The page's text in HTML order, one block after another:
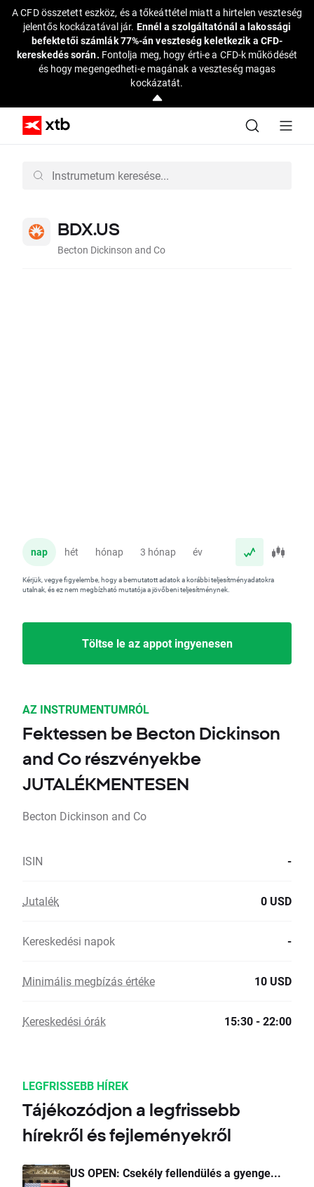
A CFD összetett eszköz, és a tőkeáttétel miatt a hirtelen veszteség
jelentős kockázatával jár. Ennél a szolgáltatónál a lakossági
befektetői számlák 77%-án veszteség keletkezik a CFD-
kereskedés során. Fontolja meg, hogy érti-e a CFD-k működését
és hogy megengedheti-e magának a veszteség magas
kockázatát.
BDX.US
Becton Dickinson and Co
nap hét hónap 3 hónap év
Kérjük, vegye figyelembe, hogy a bemutatott adatok a korábbi teljesítményadatokra
utalnak, és ez nem megbízható mutatója a jövőbeni teljesítménynek.
Töltse le az appot ingyenesen
AZ INSTRUMENTUMRÓL
Fektessen be Becton Dickinson
and Co részvényekbe
JUTALÉKMENTESEN
Becton Dickinson and Co
ISIN -
Jutalék 0 USD
Kereskedési napok -
Minimális megbízás értéke 10 USD
Kereskedési órák 15:30 - 22:00
LEGFRISSEBB HÍREK
Tájékozódjon a legfrissebb
hírekről és fejleményekről
US OPEN: Csekély fellendülés a gyenge...